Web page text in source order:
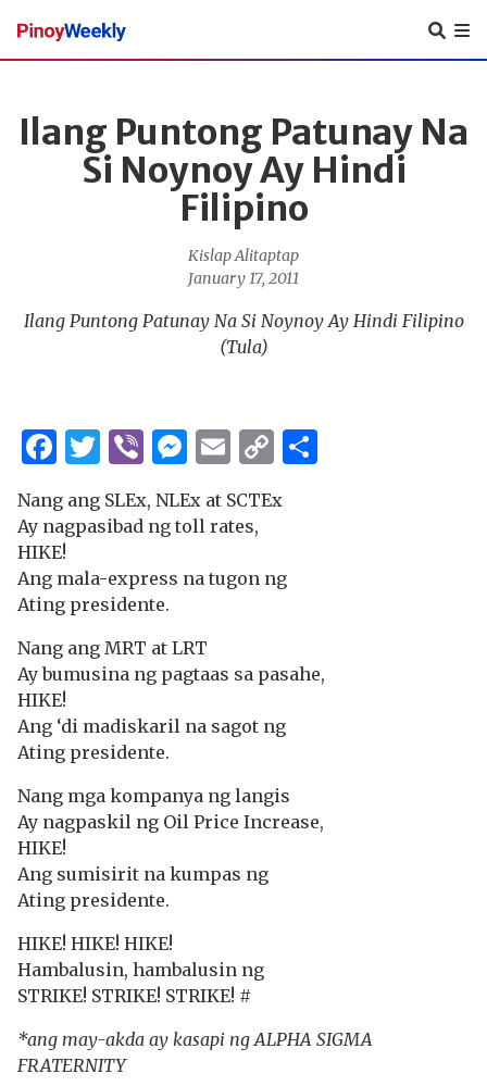
Pinoy
Weekly
Ilang Puntong Patunay Na
Si Noynoy Ay Hindi
Filipino
Kislap Alitaptap
January 17, 2011
Ilang Puntong Patunay Na Si Noynoy Ay Hindi Filipino
(Tula)
Facebook
Twitter
ViberMessenger
Email
Copy
Nang ang SLEx, NLEx at SCTEx
Ay nagpasibad ng toll rates,
HIKE!
Ang mala-express na tugon ng
Ating presidente.
Nang ang MRT at LRT
Ay bumusina ng pagtaas sa pasahe,
HIKE!
Ang ‘di madiskaril na sagot ng
Ating presidente.
Nang mga kompanya ng langis
Ay nagpaskil ng Oil Price Increase,
HIKE!
Ang sumisirit na kumpas ng
Ating presidente.
HIKE! HIKE! HIKE!
Hambalusin, hambalusin ng
STRIKE! STRIKE! STRIKE! #
*ang may-akda ay kasapi ng ALPHA SIGMA
FRATERNITY